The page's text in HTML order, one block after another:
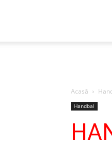
Acasă
Handbal